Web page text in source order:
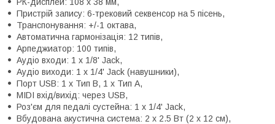
Пристрій запису: 6-трековий секвенсор на 5 пісень,
Транспонування: +/-1 октава,
Автоматична гармонізація: 12 типів,
Арпеджиатор: 100 типів,
Аудіо входи: 1 х 1/8' Jack,
Аудіо виходи: 1 х 1/4' Jack (навушники),
Порт USB: 1 x Тип B, 1 х Тип А,
MIDI вхід/вихід: через USB,
Роз'єм для педалі сустейна: 1 х 1/4' Jack,
Вбудована акустична система: 2 х 2.5 Вт (2 х 12 см),